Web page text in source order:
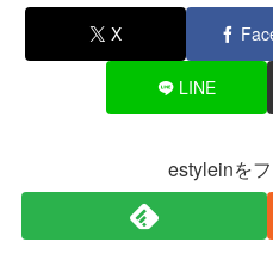
X
LINE
estyleinを